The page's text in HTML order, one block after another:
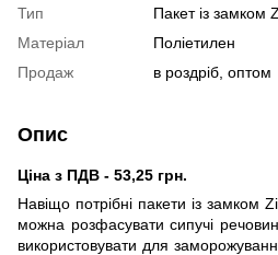
Тип
Пакет із замком
Матеріал
Поліетилен
Продаж
в роздріб, оптом
Опис
Ціна з ПДВ - 53,25 грн.
Навіщо потрібні пакети із
можна розфасувати сипучі
використовувати для